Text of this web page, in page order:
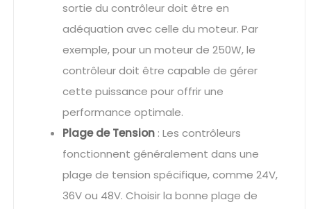
sortie du contrôleur doit être en
adéquation avec celle du moteur. Par
exemple, pour un moteur de 250W, le
contrôleur doit être capable de gérer
cette puissance pour offrir une
performance optimale.
Plage de Tension : Les contrôleurs
fonctionnent généralement dans une
plage de tension spécifique, comme 24V,
36V ou 48V. Choisir la bonne plage de